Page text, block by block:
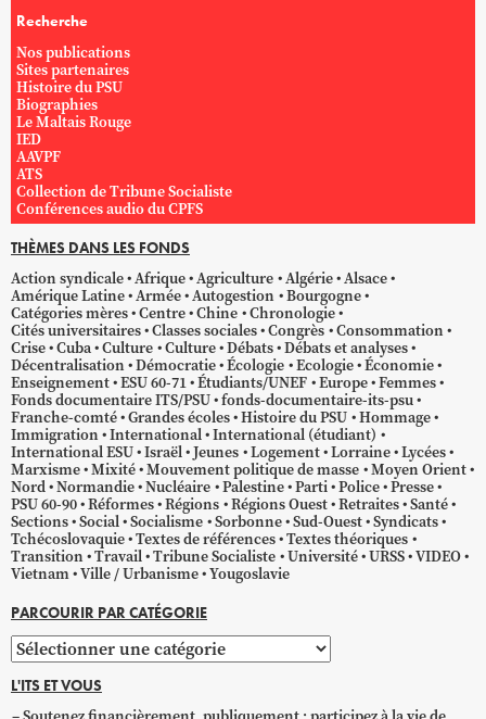
Recherche
Nos publications
Sites partenaires
Histoire du PSU
Biographies
Le Maltais Rouge
IED
AAVPF
ATS
Collection de Tribune Socialiste
Conférences audio du CPFS
THÈMES DANS LES FONDS
Action syndicale Afrique Agriculture Algérie Alsace
Amérique Latine Armée Autogestion
Bourgogne
Catégories mères Centre Chine Chronologie
Cités universitaires Classes sociales Congrès Consommation
Crise Cuba Culture Culture Débats Débats et analyses
Décentralisation Démocratie Écologie Ecologie Économie
Enseignement ESU 60-71 Étudiants/UNEF Europe Femmes
Fonds documentaire ITS/PSU fonds-documentaire-its-psu
Franche-comté Grandes écoles Histoire du PSU Hommage
Immigration International International (étudiant)
International ESU Israël Jeunes Logement Lorraine Lycées
Marxisme Mixité Mouvement politique de masse Moyen Orient
Nord Normandie Nucléaire Palestine Parti Police Presse
PSU 60-90 Réformes Régions Régions Ouest Retraites Santé
Sections Social Socialisme Sorbonne Sud-Ouest Syndicats
Tchécoslovaquie Textes de références Textes théoriques
Transition Travail Tribune Socialiste Université URSS VIDEO
Vietnam Ville / Urbanisme Yougoslavie
PARCOURIR PAR CATÉGORIE
Parcourir
par
catégorie
L'ITS ET VOUS